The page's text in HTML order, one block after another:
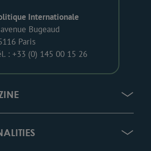
Internationale
Bugeaud
Paris
: +33 (0) 145 00 15 26